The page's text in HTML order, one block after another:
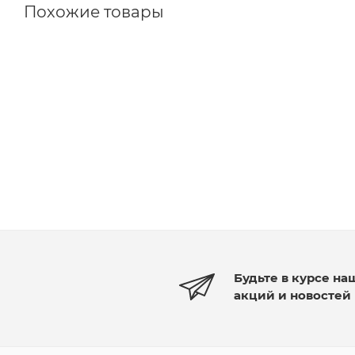
Похожие товары
Будьте в курсе
акций и новостей